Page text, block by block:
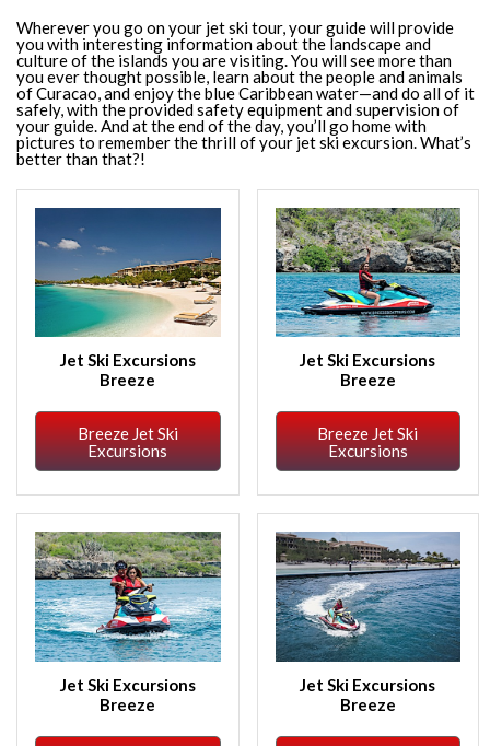
Wherever you go on your jet ski tour, your guide will provide
you with interesting information about the landscape and
culture of the islands you are visiting. You will see more than
you ever thought possible, learn about the people and animals
of Curacao, and enjoy the blue Caribbean water—and do all of it
safely, with the provided safety equipment and supervision of
your guide. And at the end of the day, you’ll go home with
pictures to remember the thrill of your jet ski excursion. What’s
better than that?!
Jet Ski Excursions
Breeze
Breeze Jet Ski
Excursions
Jet Ski Excursions
Breeze
Breeze Jet Ski
Excursions
Jet Ski Excursions
Breeze
Jet Ski Excursions
Breeze